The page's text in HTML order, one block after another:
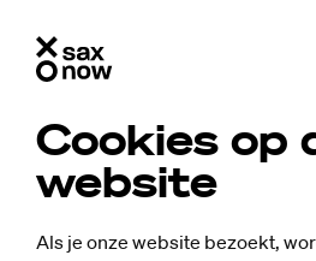
Cookies op
website
Als je onze website bezoekt,